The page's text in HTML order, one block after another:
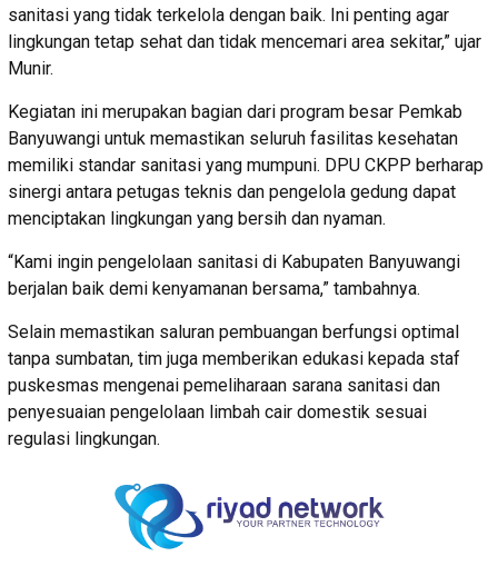
sanitasi yang tidak terkelola dengan baik. Ini penting agar
lingkungan tetap sehat dan tidak mencemari area sekitar,” ujar
Munir.
Kegiatan ini merupakan bagian dari program besar Pemkab
Banyuwangi untuk memastikan seluruh fasilitas kesehatan
memiliki standar sanitasi yang mumpuni. DPU CKPP berharap
sinergi antara petugas teknis dan pengelola gedung dapat
menciptakan lingkungan yang bersih dan nyaman.
“Kami ingin pengelolaan sanitasi di Kabupaten Banyuwangi
berjalan baik demi kenyamanan bersama,” tambahnya.
Selain memastikan saluran pembuangan berfungsi optimal
tanpa sumbatan, tim juga memberikan edukasi kepada staf
puskesmas mengenai pemeliharaan sarana sanitasi dan
penyesuaian pengelolaan limbah cair domestik sesuai
regulasi lingkungan.